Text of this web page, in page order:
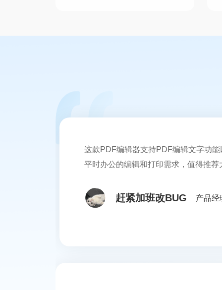
这款PDF编辑器支持PDF编辑文字功
平时办公的编辑和打印需求，值得推
赶紧加班改BUG 产品经